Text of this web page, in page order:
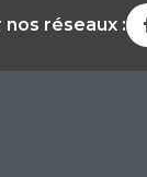
nos réseaux :